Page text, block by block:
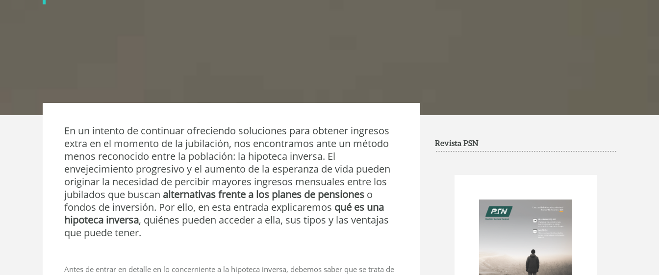
En un intento de continuar ofreciendo soluciones para obtener ingresos
extra en el momento de la jubilación, nos encontramos ante un método
menos reconocido entre la población: la hipoteca inversa. El
envejecimiento progresivo y el aumento de la esperanza de vida pueden
originar la necesidad de percibir mayores ingresos mensuales entre los
jubilados que buscan alternativas frente a los planes de pensiones o
fondos de inversión. Por ello, en esta entrada explicaremos qué es una
hipoteca inversa, quiénes pueden acceder a ella, sus tipos y las ventajas
que puede tener.
Antes de entrar en detalle en lo concerniente a la hipoteca inversa, debemos saber que se trata de
Revista PSN